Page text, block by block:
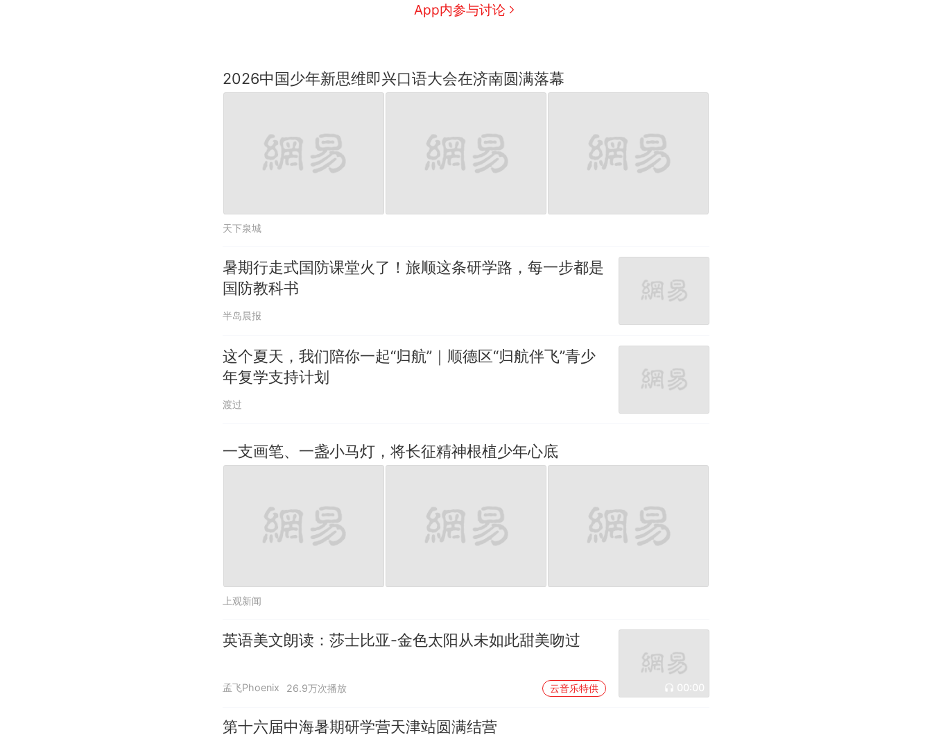
App内参与讨论
2026中国少年新思维即兴口语大会在济南圆满落幕
天下泉城
暑期行走式国防课堂火了！旅顺这条研学路，每一步都是
国防教科书
半岛晨报
这个夏天，我们陪你一起“归航”｜顺德区“归航伴飞”青少
年复学支持计划
渡过
一支画笔、一盏小马灯，将长征精神根植少年心底
上观新闻
英语美文朗读：莎士比亚-金色太阳从未如此甜美吻过
孟飞Phoenix 26.9万次播放 云音乐特供 00:00
第十六届中海暑期研学营天津站圆满结营